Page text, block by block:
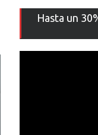
Hasta un